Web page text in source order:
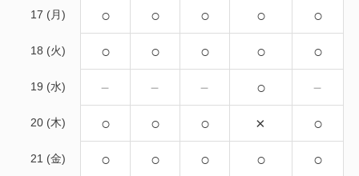
17 (月) ○ ○ ○ ○ ○
18 (火) ○ ○ ○ ○ ○
19 (水) － － － ○ －
20 (木) ○ ○ ○ × ○
21 (金) ○ ○ ○ ○ ○